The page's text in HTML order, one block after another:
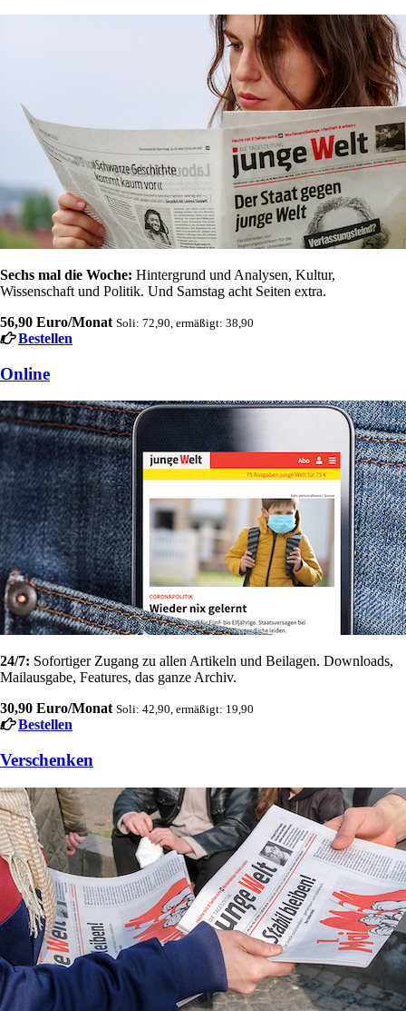
Sechs mal die Woche: Hintergrund und Analysen, Kultur,
Wissenschaft und Politik. Und Samstag acht Seiten extra.
56,90 Euro/Monat Soli: 72,90, ermäßigt: 38,90
Bestellen
Online
24/7: Sofortiger Zugang zu allen Artikeln und Beilagen. Downloads,
Mailausgabe, Features, das ganze Archiv.
30,90 Euro/Monat Soli: 42,90, ermäßigt: 19,90
Bestellen
Verschenken